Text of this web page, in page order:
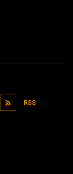
RSS